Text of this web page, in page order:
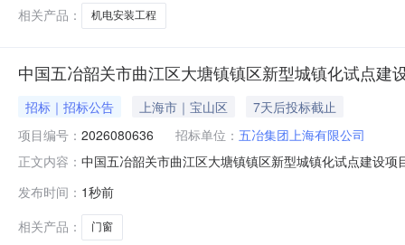
相关产品：
机电安装工程
中国五冶韶关市曲江区大塘镇镇区新型城镇化试点建
招标｜招标公告 上海市｜宝山区
7天后投标截止
项目编号： 2026080636 招标单位： 五冶集团上海有限公司
正文内容： 中国五冶韶关市曲江区大塘镇镇区新型城镇化试点建设
08-30联系人:张晓畅联系方式:18304058656公示期:项
发布时间： 1秒前
相关产品：
门窗